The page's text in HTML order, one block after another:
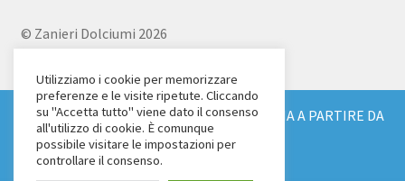
SPEDIZIONE GRATUITA IN TUTTA ITALIA A PARTIRE DA
€ 150
Ignora
© Zanieri Dolciumi 2026
Via Alfieri 18
Scandicci (FI)
Tel. 055 2571707
C.F. e P.IVA: 04904430487
Utilizziamo i cookie per memorizzare
preferenze e le visite ripetute. Cliccando
su "Accetta tutto" viene dato il consenso
all'utilizzo di cookie. È comunque
possibile visitare le impostazioni per
controllare il consenso.